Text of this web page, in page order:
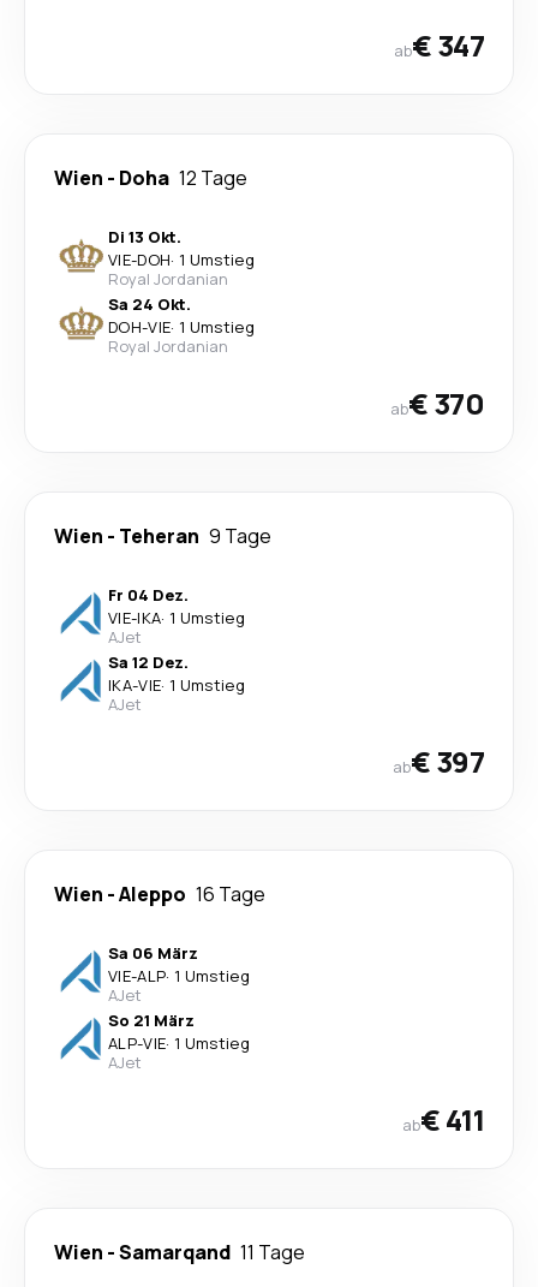
ab€ 347
Wien - Doha 12 Tage
Di 13 Okt.
VIE-DOH· 1 Umstieg
Royal Jordanian
Sa 24 Okt.
DOH-VIE· 1 Umstieg
Royal Jordanian
ab€ 370
Wien - Teheran 9 Tage
Fr 04 Dez.
VIE-IKA· 1 Umstieg
AJet
Sa 12 Dez.
IKA-VIE· 1 Umstieg
AJet
ab€ 397
Wien -Aleppo 16 Tage
Sa 06 März
VIE-ALP· 1 Umstieg
AJet
So 21 März
ALP-VIE· 1 Umstieg
AJet
ab€ 411
Wien -Samarqand 11 Tage